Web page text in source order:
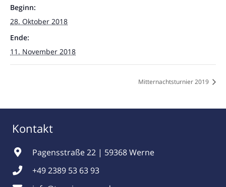
Beginn:
28. Oktober 2018
Ende:
11. November 2018
Mitternachtsturnier 2019
Kontakt
Pagensstraße 22 | 59368 Werne
+49 2389 53 63 93